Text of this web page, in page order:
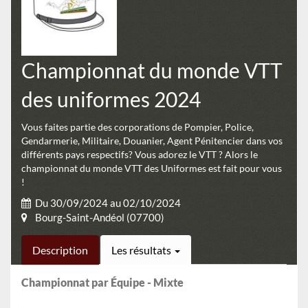
Championnat du monde VTT
des uniformes 2024
Vous faites partie des corporations de Pompier, Police,
Gendarmerie, Militaire, Douanier, Agent Pénitencier dans vos
différents pays respectifs? Vous adorez le VTT ? Alors le
championnat du monde VTT des Uniformes est fait pour vous
!
Du 30/09/2024 au 02/10/2024
Bourg-Saint-Andéol (07700)
Description Les résultats
Championnat par Équipe - Mixte